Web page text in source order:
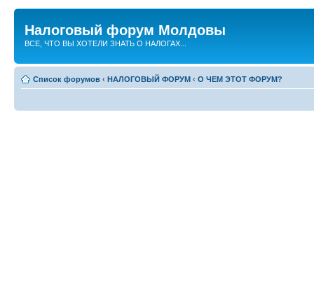
Налоговый форум Молдовы
ВСЕ, ЧТО ВЫ ХОТЕЛИ ЗНАТЬ О НАЛОГАХ...
Список форумов ‹ НАЛОГОВЫЙ ФОРУМ ‹ О ЧЕМ ЭТОТ ФОРУМ?